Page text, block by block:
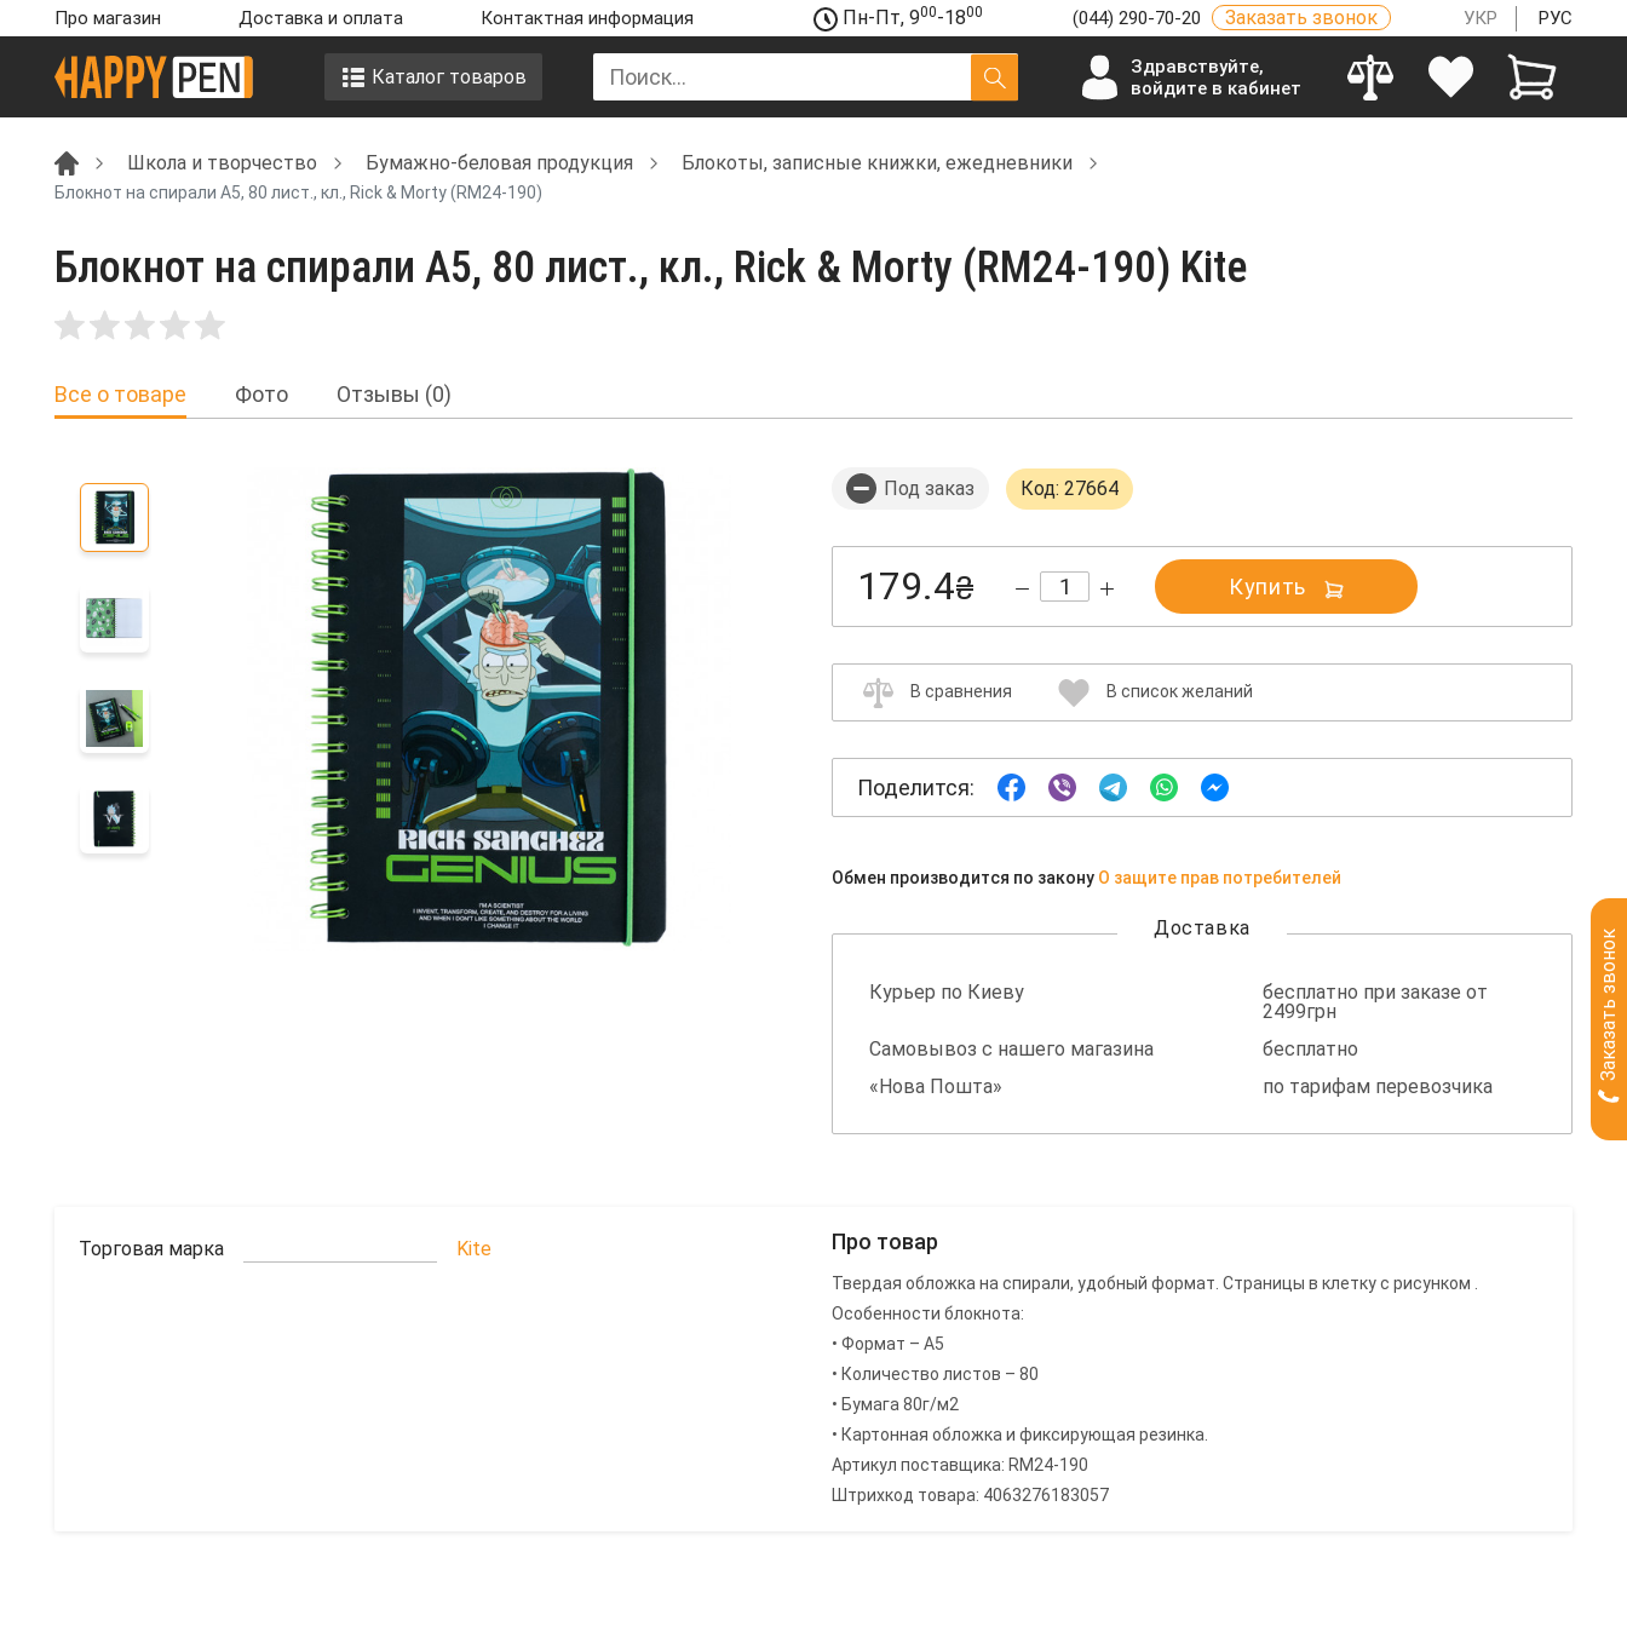
Про магазин Доставка и оплата Контактная информация Пн-Пт, 900-1800 (044) 290-70-20 Заказать звонок УКР РУС
Каталог товаров
Здравствуйте,
войдите в кабинет
Школа и творчество Бумажно-беловая продукция Блокоты, записные книжки, ежедневники
Блокнот на спирали А5, 80 лист., кл., Rick & Morty (RM24-190)
Блокнот на спирали А5, 80 лист., кл., Rick & Morty (RM24-190) Kite
Все о товаре Фото Отзывы (0)
Под заказ Код: 27664
179.4₴ Купить
В сравнения В список желаний
Поделится:
Обмен производится по закону О защите прав потребителей
Доставка
Курьер по Киеву
бесплатно при заказе от
2499грн
Самовывоз с нашего магазина
бесплатно
«Нова Пошта»
по тарифам перевозчика
Торговая марка Kite Про товар
Твердая обложка на спирали, удобный формат. Страницы в клетку с рисунком .
Особенности блокнота:
• Формат – А5
• Количество листов – 80
• Бумага 80г/м2
• Картонная обложка и фиксирующая резинка.
Артикул поставщика: RM24-190
Штрихкод товара: 4063276183057
Заказать звонок